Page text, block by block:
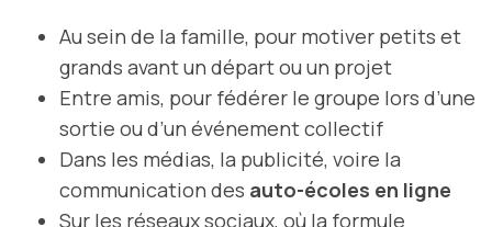
Au sein de la famille, pour motiver petits et
grands avant un départ ou un projet
Entre amis, pour fédérer le groupe lors d’une
sortie ou d’un événement collectif
Dans les médias, la publicité, voire la
communication des auto-écoles en ligne
Sur les réseaux sociaux, où la formule